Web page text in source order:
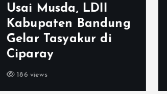
Usai Musda, LDII
Kabupaten Bandung
Gelar Tasyakur di
Ciparay
186 views